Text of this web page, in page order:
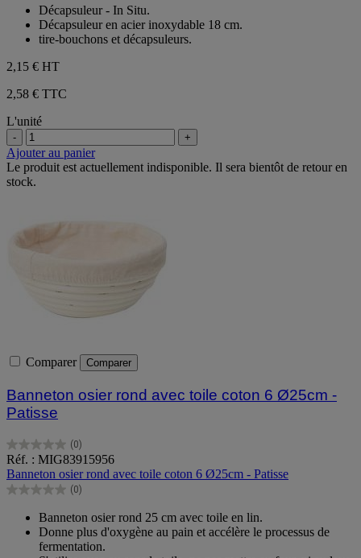
étoiles.
Décapsuleur - In Situ.
Décapsuleur en acier inoxydable 18 cm.
tire-bouchons et décapsuleurs.
2,15 € HT
2,58 € TTC
L'unité
- +
Ajouter au panier
Le produit est actuellement indisponible. Il sera bientôt de retour en
stock.
Comparer Comparer
Banneton osier rond avec toile coton 6 Ø25cm -
Patisse
(0)
0.0
sur
5
étoiles.
Réf. : MIG83915956
Banneton osier rond avec toile coton 6 Ø25cm - Patisse
(0)
0.0
étoiles.
Banneton osier rond 25 cm avec toile en lin.
Donne plus d'oxygène au pain et accélère le processus de
fermentation.